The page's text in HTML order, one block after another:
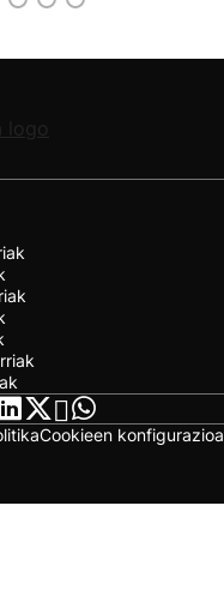
Cookieen konfigurazioa